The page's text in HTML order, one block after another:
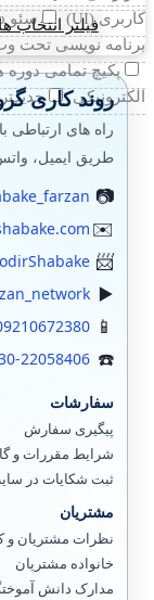
کاربری (UI)
سئو Seo
برنامه نویسی تحت
پکیچ تمامی دوره
الکترونیکی
فیلتر انتخاب
روند کاری
راه های
طریق ایمیل،
22058406
سفارشات
پیگیری سفارش
شرایط مقررات و
ثبت شکایات در
مشتریان
نظرات مشتریان و
خانواده مشتریان
مدارک دانش